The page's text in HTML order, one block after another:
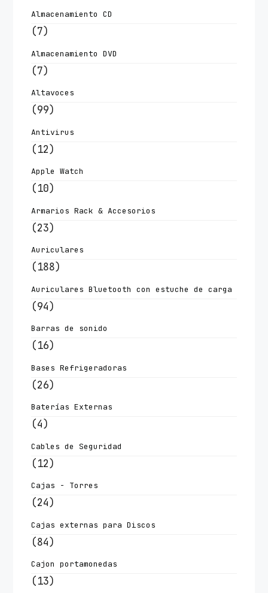
Almacenamiento CD
(7)
Almacenamiento DVD
(7)
Altavoces
(99)
Antivirus
(12)
Apple Watch
(10)
Armarios Rack & Accesorios
(23)
Auriculares
(188)
Auriculares Bluetooth con estuche de carga
(94)
Barras de sonido
(16)
Bases Refrigeradoras
(26)
Baterías Externas
(4)
Cables de Seguridad
(12)
Cajas - Torres
(24)
Cajas externas para Discos
(84)
Cajon portamonedas
(13)